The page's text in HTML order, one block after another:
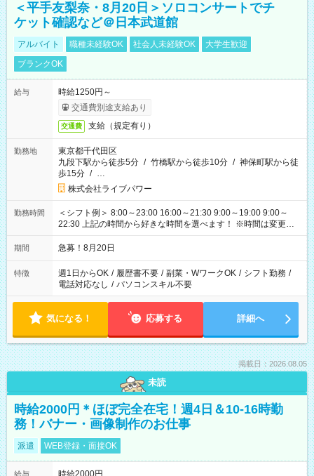
＜平手友梨奈・8月20日＞ソロコンサートでチ
ケット確認など＠日本武道館
アルバイト 職種未経験OK 社会人未経験OK
大学生歓迎
ブランクOK
給与
時給1250円～
交通費別途支給あり
交通費 支給（規定有り）
勤務地
東京都千代田区
九段下駅から徒歩5分 / 竹橋駅から徒歩10分 / 神保町駅から徒
歩15分 / …
株式会社ライブパワー
勤務時間
＜シフト例＞ 8:00～23:00 16:00～21:30 9:00～19:00 9:00～
22:30 上記の時間から好きな時間を選べます！ ※時間は変更と
なる可能性があります
期間 急募！8月20日
特徴 週1日からOK / 履歴書不要 / 副業・WワークOK / シフト勤務 /
電話対応なし / パソコンスキル不要
気になる！ 応募する 詳細へ
掲載日：2026.08.05
未読
時給2000円＊ほぼ完全在宅！週4日＆10-16時勤
務！バナー・画像制作のお仕事
派遣 WEB登録・面接OK
給与 時給2000円